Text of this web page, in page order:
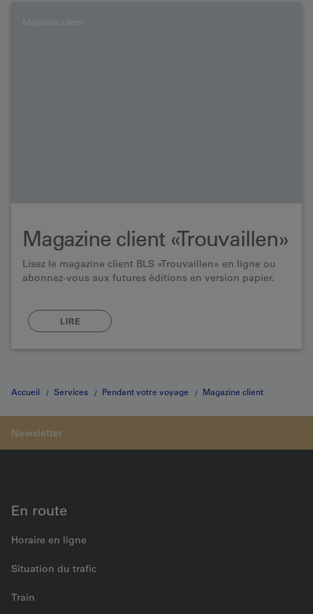
Magazine client «Trouvaillen»
Lisez le magazine client BLS «Trouvaillen» en ligne ou
abonnez-vous aux futures éditions en version papier.
LIRE
Accueil Services Pendant votre voyage Magazine client
En route
Horaire en ligne
Situation du trafic
Train